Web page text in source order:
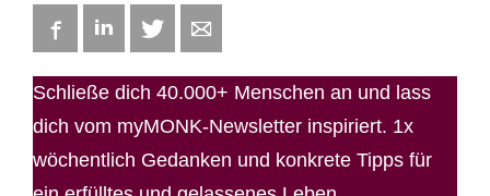
FacebookLinkedIn Twitter
Schließe dich 40.000+ Menschen an und lass
dich vom myMONK-Newsletter inspiriert. 1x
wöchentlich Gedanken und konkrete Tipps für